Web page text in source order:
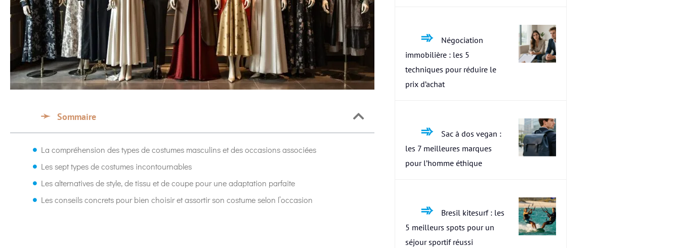
Sommaire
La compréhension des types de costumes masculins et des occasions associées
Les sept types de costumes incontournables
Les alternatives de style, de tissu et de coupe pour une adaptation parfaite
Les conseils concrets pour bien choisir et assortir son costume selon l’occasion
Négociation
immobilière : les 5
techniques pour réduire le
prix d’achat
Sac à dos vegan :
les 7 meilleures marques
pour l’homme éthique
Bresil kitesurf : les
5 meilleurs spots pour un
séjour sportif réussi